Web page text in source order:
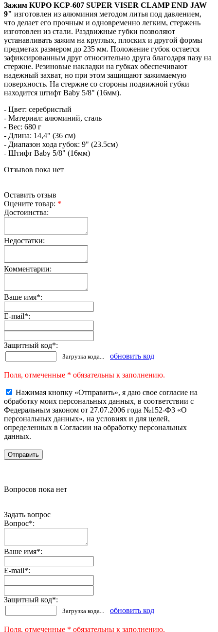
Зажим KUPO KCP-607 SUPER VISER CLAMP END JAW
9" изготовлен из алюминия методом литья под давлением,
что делает его прочным и одновременно легким, стержень
изготовлен из стали. Раздвижные губки позволяют
устанавливать зажим на круглых, плоских и другой формы
предметах размером до 235 мм. Положение губок остается
зафиксированным друг относительно друга благодаря пазу на
стержне. Резиновые накладки на губках обеспечивают
надежный захват, но при этом защищают зажимаемую
поверхность. На стержне со стороны подвижной губки
находится штифт Baby 5/8" (16мм).
- Цвет: серебристый
- Материал: алюминий, сталь
- Вес: 680 г
- Длина: 14,4" (36 см)
- Диапазон хода губок: 9" (23.5см)
- Штифт Baby 5/8" (16мм)
Отзывов пока нет
Оставить отзыв
Оцените товар: *
Достоинства:
Недостатки:
Комментарии:
Ваше имя*:
E-mail*:
Защитный код*:
Загрузка кода... обновить код
Поля, отмеченные * обязательны к заполнению.
Нажимая кнопку «Отправить», я даю свое согласие на
обработку моих персональных данных, в соответствии с
Федеральным законом от 27.07.2006 года №152-ФЗ «О
персональных данных», на условиях и для целей,
определенных в Согласии на обработку персональных
данных.
Вопросов пока нет
Задать вопрос
Вопрос*:
Ваше имя*:
E-mail*:
Защитный код*:
Загрузка кода... обновить код
Поля, отмеченные * обязательны к заполнению.